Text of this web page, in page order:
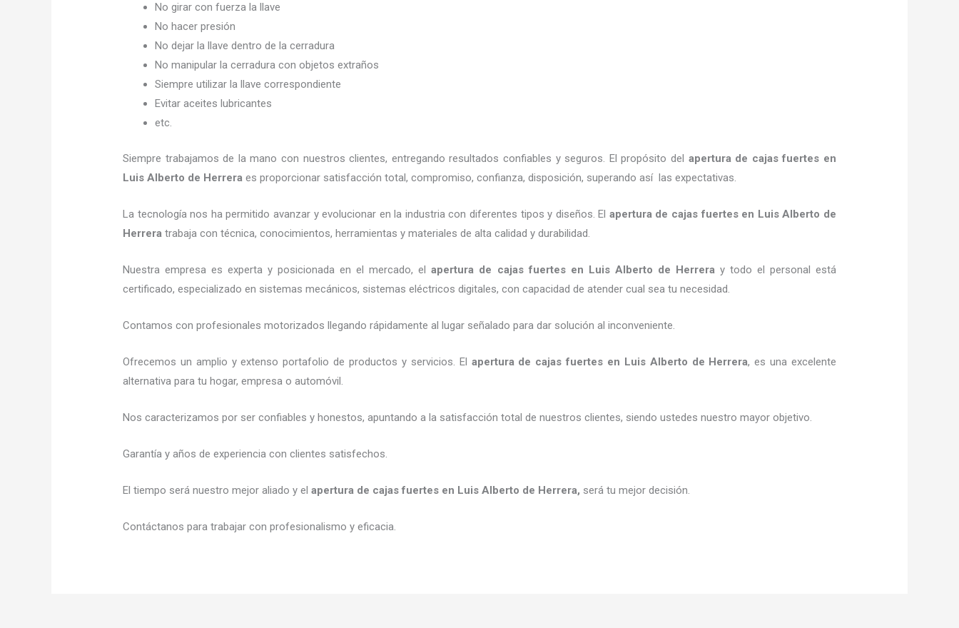
No girar con fuerza la llave
No hacer presión
No dejar la llave dentro de la cerradura
No manipular la cerradura con objetos extraños
Siempre utilizar la llave correspondiente
Evitar aceites lubricantes
etc.
Siempre trabajamos de la mano con nuestros clientes, entregando resultados confiables y seguros. El propósito del apertura de cajas fuertes en
Luis Alberto de Herrera es proporcionar satisfacción total, compromiso, confianza, disposición, superando así las expectativas.
La tecnología nos ha permitido avanzar y evolucionar en la industria con diferentes tipos y diseños. El apertura de cajas fuertesen Luis Alberto de
Herrera trabaja con técnica, conocimientos, herramientas y materiales de alta calidad y durabilidad.
Nuestra empresa es experta y posicionada en el mercado, elapertura de cajas fuertesen Luis Alberto de Herrera y todo el personal está
certificado, especializado en sistemas mecánicos, sistemas eléctricos digitales, con capacidad de atender cual sea tu necesidad.
Contamos con profesionales motorizados llegando rápidamente al lugar señalado para dar solución al inconveniente.
Ofrecemos un amplio y extenso portafolio de productos y servicios. El apertura de cajas fuertes en Luis Alberto de Herrera, es una excelente
alternativa para tu hogar, empresa o automóvil.
Nos caracterizamos por ser confiables y honestos, apuntando a la satisfacción total de nuestros clientes, siendo ustedes nuestro mayor objetivo.
Garantía y años de experiencia con clientes satisfechos.
El tiempo será nuestro mejor aliado y elapertura de cajas fuertes en Luis Alberto de Herrera, será tu mejor decisión.
Contáctanos para trabajar con profesionalismo y eficacia.